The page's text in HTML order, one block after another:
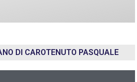
DI CAROTENUTO PASQUALE